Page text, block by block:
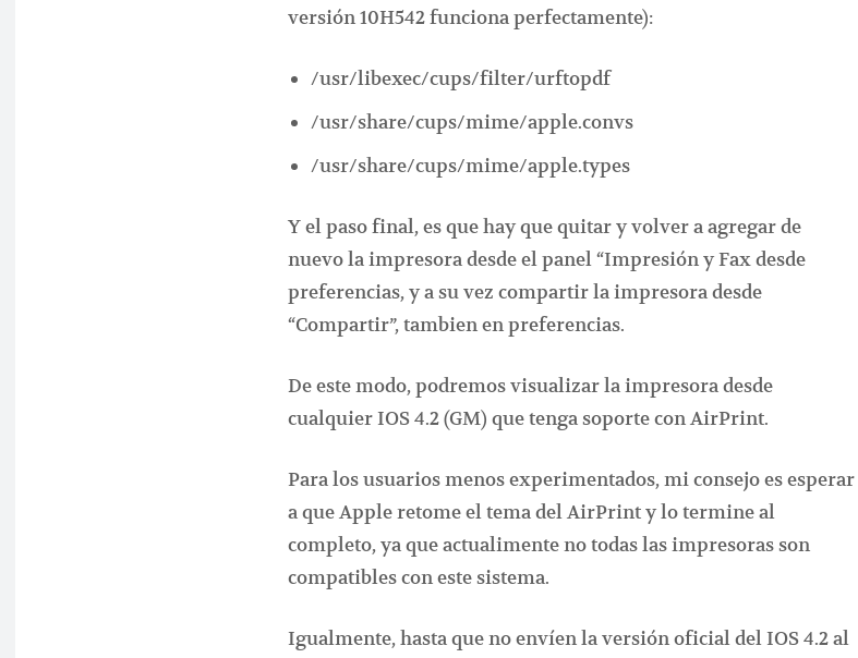
versión 10H542 funciona perfectamente):
/usr/libexec/cups/filter/urftopdf
/usr/share/cups/mime/apple.convs
/usr/share/cups/mime/apple.types
Y el paso final, es que hay que quitar y volver a agregar de
nuevo la impresora desde el panel “Impresión y Fax desde
preferencias, y a su vez compartir la impresora desde
“Compartir”, tambien en preferencias.
De este modo, podremos visualizar la impresora desde
cualquier IOS 4.2 (GM) que tenga soporte con AirPrint.
Para los usuarios menos experimentados, mi consejo es esperar
a que Apple retome el tema del AirPrint y lo termine al
completo, ya que actualimente no todas las impresoras son
compatibles con este sistema.
Igualmente, hasta que no envíen la versión oficial del IOS 4.2 al